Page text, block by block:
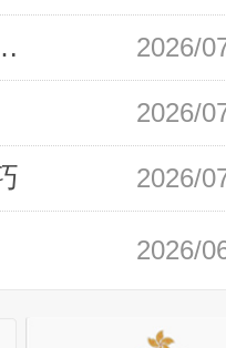
零基础也能轻松上手 2026/
2026/
2026/
2026/